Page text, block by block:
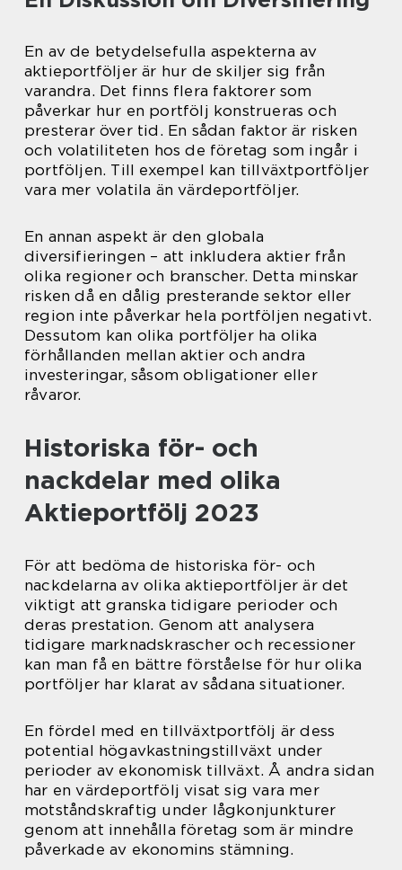
En av de betydelsefulla aspekterna av
aktieportföljer är hur de skiljer sig från
varandra. Det finns flera faktorer som
påverkar hur en portfölj konstrueras och
presterar över tid. En sådan faktor är risken
och volatiliteten hos de företag som ingår i
portföljen. Till exempel kan tillväxtportföljer
vara mer volatila än värdeportföljer.
En annan aspekt är den globala
diversifieringen – att inkludera aktier från
olika regioner och branscher. Detta minskar
risken då en dålig presterande sektor eller
region inte påverkar hela portföljen negativt.
Dessutom kan olika portföljer ha olika
förhållanden mellan aktier och andra
investeringar, såsom obligationer eller
råvaror.
Historiska för- och
nackdelar med olika
Aktieportfölj 2023
För att bedöma de historiska för- och
nackdelarna av olika aktieportföljer är det
viktigt att granska tidigare perioder och
deras prestation. Genom att analysera
tidigare marknadskrascher och recessioner
kan man få en bättre förståelse för hur olika
portföljer har klarat av sådana situationer.
En fördel med en tillväxtportfölj är dess
potential högavkastningstillväxt under
perioder av ekonomisk tillväxt. Å andra sidan
har en värdeportfölj visat sig vara mer
motståndskraftig under lågkonjunkturer
genom att innehålla företag som är mindre
påverkade av ekonomins stämning.